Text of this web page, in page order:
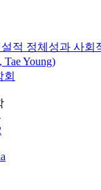
적 정체성과 사회
Young)
회